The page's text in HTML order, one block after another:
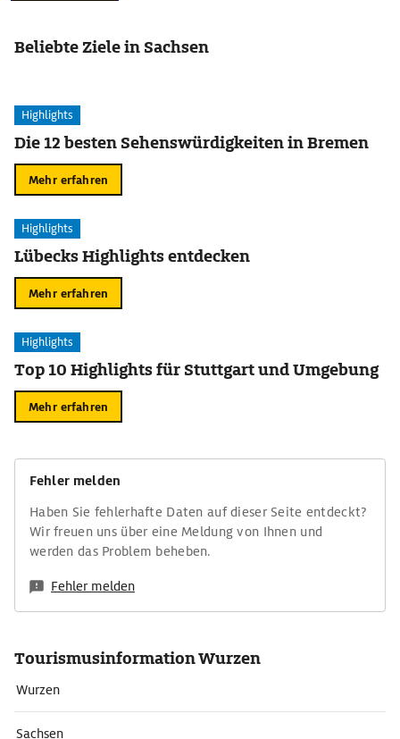
Beliebte Ziele in Sachsen
Highlights
Die 12 besten Sehenswürdigkeiten in Bremen
Mehr erfahren
Highlights
Lübecks Highlights entdecken
Mehr erfahren
Highlights
Top 10 Highlights für Stuttgart und Umgebung
Mehr erfahren
Fehler melden
Haben Sie fehlerhafte Daten auf dieser Seite entdeckt?
Wir freuen uns über eine Meldung von Ihnen und
werden das Problem beheben.
Fehler melden
Tourismusinformation Wurzen
Wurzen
Sachsen